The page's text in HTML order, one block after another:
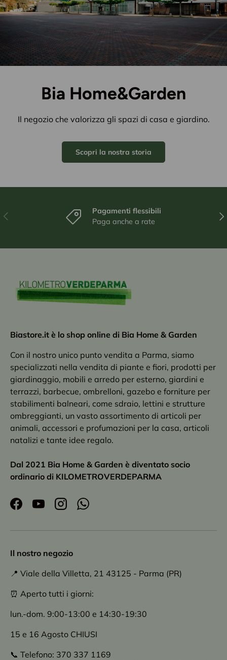
Bia Home&Garden
Il negozio che valorizza gli spazi di casa e giardino.
Scopri la nostra storia
Indietro
Pagamenti flessibili
Paga anche a rate
Biastore.it è lo shop online di Bia Home & Garden
Con il nostro unico punto vendita a Parma, siamo
specializzati nella vendita di piante e fiori, prodotti per
giardinaggio, mobili e arredo per esterno, giardini e
terrazzi, barbecue, ombrelloni, gazebo e forniture per
stabilimenti balneari, come sdraio, lettini e strutture
ombreggianti, un vasto assortimento di articoli per
animali, accessori e profumazioni per la casa, articoli
natalizi e tante idee regalo.
Dal 2021 Bia Home & Garden è diventato socio
ordinario di KILOMETROVERDEPARMA
FacebookYouTubeInstagramWhatsApp
Il nostro negozio
📍 Viale della Villetta, 21 43125 - Parma (PR)
⏰ Aperto tutti i giorni:
lun.-dom. 9:00-13:00 e 14:30-19:30
15 e 16 Agosto CHIUSI
📞 Telefono: 370 337 1169